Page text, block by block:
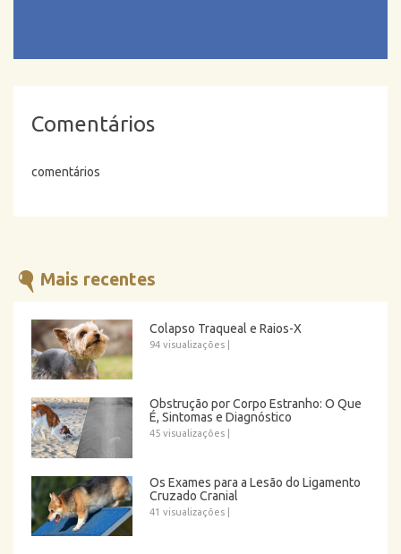
Comentários
comentários
Mais recentes
Colapso Traqueal e Raios-X
94 visualizações
Obstrução por Corpo Estranho: O Que
É, Sintomas e Diagnóstico
45 visualizações
Os Exames para a Lesão do Ligamento
Cruzado Cranial
41 visualizações